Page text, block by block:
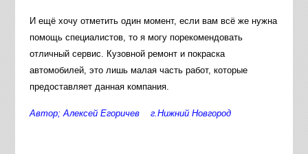
И ещё хочу отметить один момент, если вам всё же нужна
помощь специалистов, то я могу порекомендовать
отличный сервис. Кузовной ремонт и покраска
автомобилей, это лишь малая часть работ, которые
предоставляет данная компания.
Автор; Алексей Егоричев г.Нижний Новгород